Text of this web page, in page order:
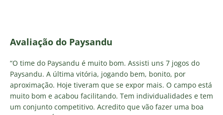
Avaliação do Paysandu
“O time do Paysandu é muito bom. Assisti uns 7 jogos do
Paysandu. A última vitória, jogando bem, bonito, por
aproximação. Hoje tiveram que se expor mais. O campo está
muito bom e acabou facilitando. Tem individualidades e tem
um conjunto competitivo. Acredito que vão fazer uma boa